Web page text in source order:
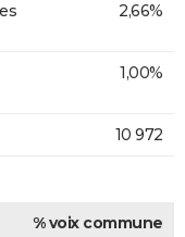
2,66%
1,00%
10 972
% voix commune